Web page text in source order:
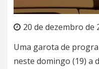
20 de dezembro de
Uma garota de
neste domingo (19) a